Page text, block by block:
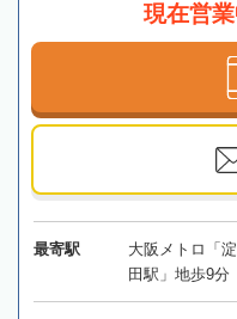
現在営
最寄駅
大阪メトロ「
田駅」地歩9分